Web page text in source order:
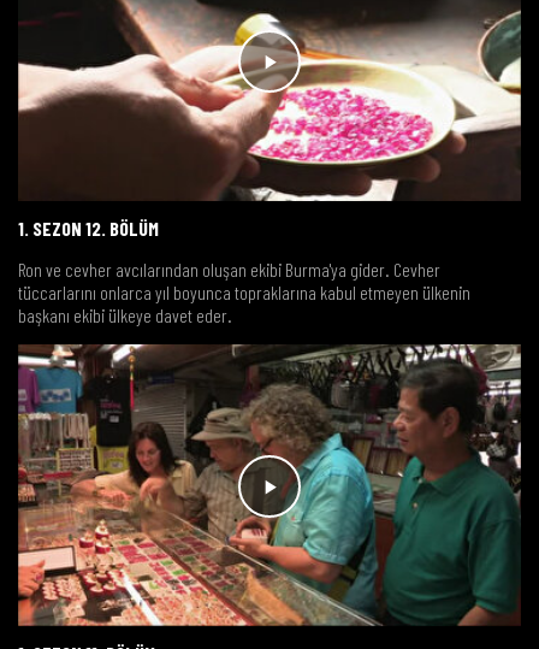
1. SEZON 12. BÖLÜM
Ron ve cevher avcılarından oluşan ekibi Burma'ya gider. Cevher
tüccarlarını onlarca yıl boyunca topraklarına kabul etmeyen ülkenin
başkanı ekibi ülkeye davet eder.